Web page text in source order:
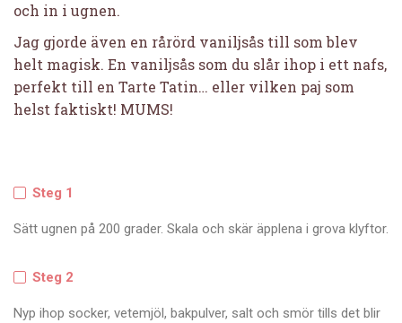
och in i ugnen.
Jag gjorde även en rårörd vaniljsås till som blev
helt magisk. En vaniljsås som du slår ihop i ett nafs,
perfekt till en Tarte Tatin… eller vilken paj som
helst faktiskt! MUMS!
Steg 1
Sätt ugnen på 200 grader. Skala och skär äpplena i grova klyftor.
Steg 2
Nyp ihop socker, vetemjöl, bakpulver, salt och smör tills det blir